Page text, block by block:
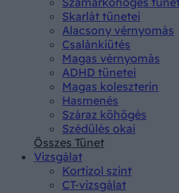
Skarlát tünetei
Alacsony vérnyomás
Csalánkiütés
Magas vérnyomás
ADHD tünetei
Magas koleszterin
Hasmenés
Száraz köhögés
Szédülés okai
Összes Tünet
Vizsgálat
Kortizol szint
CT-vizsgálat